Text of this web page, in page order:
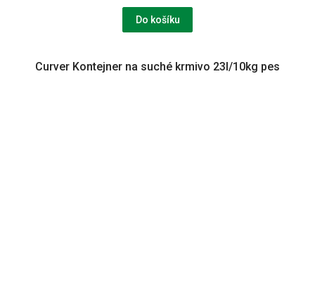
Do košíku
Curver Kontejner na suché krmivo 23l/10kg pes